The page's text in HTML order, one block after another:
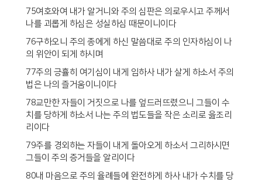
75여호와여 내가 알거니와 주의 심판은 의로우시고 주께서
나를 괴롭게 하심은 성실하심 때문이니이다
76구하오니 주의 종에게 하신 말씀대로 주의 인자하심이 나
의 위안이 되게 하시며
77주의 긍휼히 여기심이 내게 임하사 내가 살게 하소서 주의
법은 나의 즐거움이니이다
78교만한 자들이 거짓으로 나를 엎드러뜨렸으니 그들이 수
치를 당하게 하소서 나는 주의 법도들을 작은 소리로 읊조리
리이다
79주를 경외하는 자들이 내게 돌아오게 하소서 그리하시면
그들이 주의 증거들을 알리이다
80내 마음으로 주의 율례들에 완전하게 하사 내가 수치를 당